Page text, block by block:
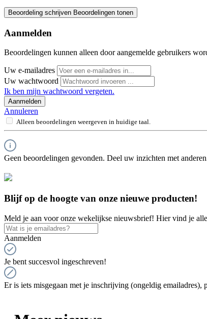
Beoordeling schrijven Beoordelingen tonen
Aanmelden
Beoordelingen kunnen alleen door aangemelde gebruikers
Uw e-mailadres
Uw wachtwoord
Ik ben mijn wachtwoord vergeten.
Aanmelden
Annuleren
Alleen beoordelingen weergeven in huidige taal.
Geen beoordelingen gevonden. Deel uw inzichten met
Blijf op de hoogte van onze nieuwe producten!
Meld je aan voor onze wekelijkse nieuwsbrief! Hier vind je
Aanmelden
Je bent succesvol ingeschreven!
Er is iets misgegaan met je inschrijving (ongeldig emailadres),